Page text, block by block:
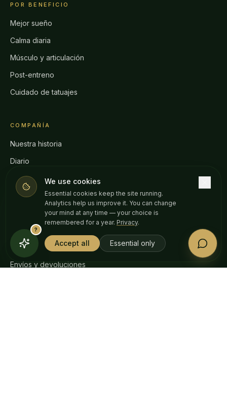
POR BENEFICIO
Mejor sueño
Calma diaria
Músculo y articulación
Post-entreno
Cuidado de tatuajes
COMPAÑÍA
Nuestra historia
Diario
Localizador de tiendas
Programa de referidos
AYUDA
Preguntas frecuentes
Envíos y devoluciones
We use cookies
Essential cookies keep the site running.
Analytics help us improve it. You can change
your mind at any time — your choice is
remembered for a year. Privacy.
Accept all Essential only
?